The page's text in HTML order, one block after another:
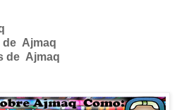
de Ajmaq
de Ajmaq